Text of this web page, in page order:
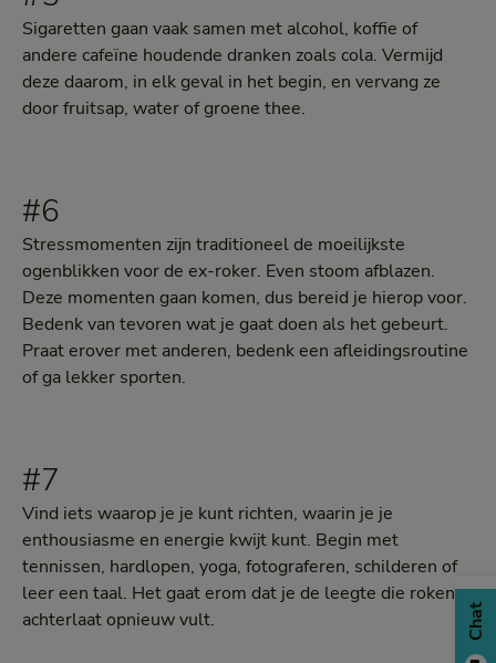
Sigaretten gaan vaak samen met alcohol, koffie of
andere cafeïne houdende dranken zoals cola. Vermijd
deze daarom, in elk geval in het begin, en vervang ze
door fruitsap, water of groene thee.
#6
Stressmomenten zijn traditioneel de moeilijkste
ogenblikken voor de ex-roker. Even stoom afblazen.
Deze momenten gaan komen, dus bereid je hierop voor.
Bedenk van tevoren wat je gaat doen als het gebeurt.
Praat erover met anderen, bedenk een afleidingsroutine
of ga lekker sporten.
#7
Vind iets waarop je je kunt richten, waarin je je
enthousiasme en energie kwijt kunt. Begin met
tennissen, hardlopen, yoga, fotograferen, schilderen of
leer een taal. Het gaat erom dat je de leegte die roken
achterlaat opnieuw vult.
Chat